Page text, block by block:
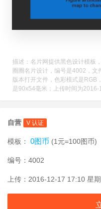
描述：名片网提供黑色设计模板
圈圈名片设计，编号是4002，文
版本打开文件，色彩模式是RGB
是90x54毫米；上传时间为
自营 V 认证
模板： 0图币 (1元=100图币)
编号：4002
上传：2016-12-17 17:10 星